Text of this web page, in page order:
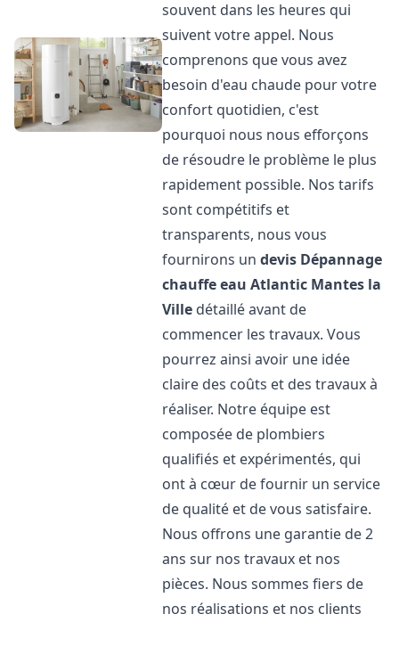
souvent dans les heures qui
suivent votre appel. Nous
comprenons que vous avez
besoin d'eau chaude pour votre
confort quotidien, c'est
pourquoi nous nous efforçons
de résoudre le problème le plus
rapidement possible. Nos tarifs
sont compétitifs et
transparents, nous vous
fournirons undevis Dépannage
chauffe eau Atlantic Mantes la
Ville détaillé avant de
commencer les travaux. Vous
pourrez ainsi avoir une idée
claire des coûts et des travaux à
réaliser. Notre équipe est
composée de plombiers
qualifiés et expérimentés, qui
ont à cœur de fournir un service
de qualité et de vous satisfaire.
Nous offrons une garantie de 2
ans sur nos travaux et nos
pièces. Nous sommes fiers de
nos réalisations et nos clients